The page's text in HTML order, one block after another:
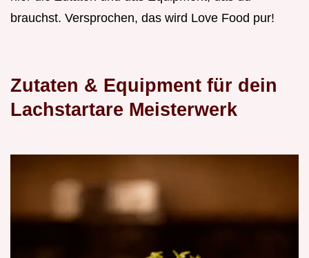
brauchst. Versprochen, das wird Love Food pur!
Zutaten & Equipment für dein
Lachstartare Meisterwerk